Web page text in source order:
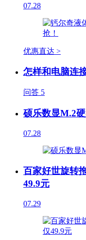
07.28
优惠直达 >
怎样和电脑连
问答 5
硕乐数显M.2
07.28
百家好世旋转
49.9元
07.29